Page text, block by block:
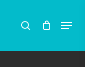
search Menu